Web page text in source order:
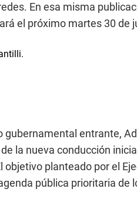
En esa misma
el próximo martes 30 de
gubernamental entrante,
la nueva conducción
objetivo planteado por el
pública prioritaria de